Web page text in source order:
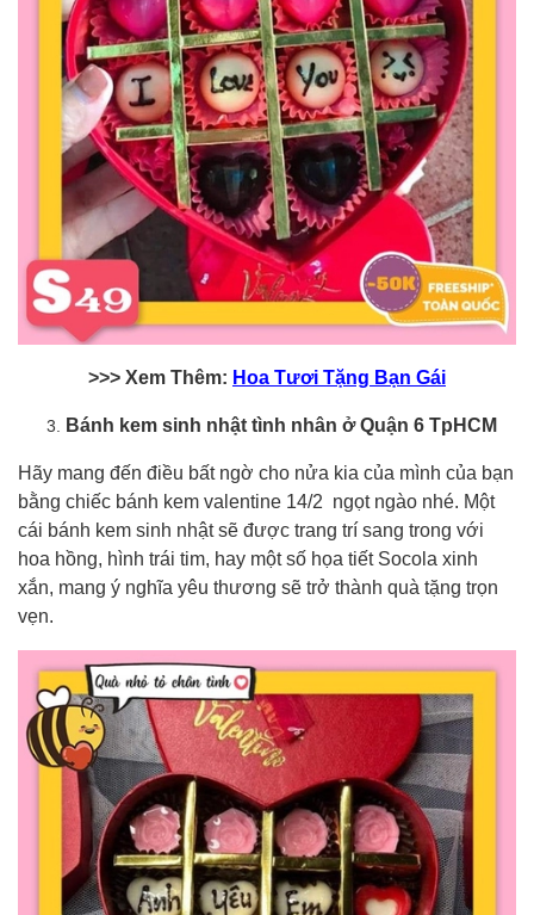
>>> Xem Thêm: Hoa Tươi Tặng Bạn Gái
Bánh kem sinh nhật tình nhân ở Quận 6 TpHCM
Hãy mang đến điều bất ngờ cho nửa kia của mình của bạn
bằng chiếc bánh kem valentine 14/2 ngọt ngào nhé. Một
cái bánh kem sinh nhật sẽ được trang trí sang trong với
hoa hồng, hình trái tim, hay một số họa tiết Socola xinh
xắn, mang ý nghĩa yêu thương sẽ trở thành quà tặng trọn
vẹn.